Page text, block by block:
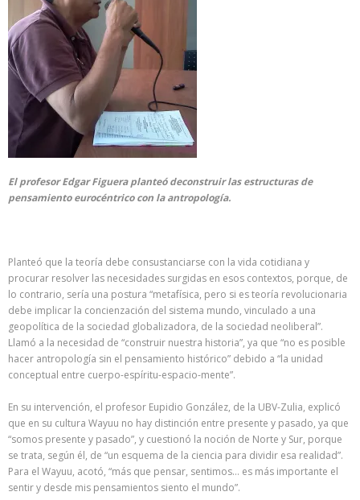
El profesor Edgar Figuera planteó deconstruir las estructuras de
pensamiento eurocéntrico con la antropología.
Planteó que la teoría debe consustanciarse con la vida cotidiana y
procurar resolver las necesidades surgidas en esos contextos, porque, de
lo contrario, sería una postura “metafísica, pero si es teoría revolucionaria
debe implicar la concienzación del sistema mundo, vinculado a una
geopolítica de la sociedad globalizadora, de la sociedad neoliberal”.
Llamó a la necesidad de “construir nuestra historia”, ya que “no es posible
hacer antropología sin el pensamiento histórico” debido a “la unidad
conceptual entre cuerpo-espíritu-espacio-mente”.
En su intervención, el profesor Eupidio González, de la UBV-Zulia, explicó
que en su cultura Wayuu no hay distinción entre presente y pasado, ya que
“somos presente y pasado”, y cuestionó la noción de Norte y Sur, porque
se trata, según él, de “un esquema de la ciencia para dividir esa realidad”.
Para el Wayuu, acotó, “más que pensar, sentimos… es más importante el
sentir y desde mis pensamientos siento el mundo”.